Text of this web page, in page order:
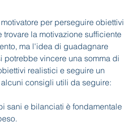
per perseguire obiettivi
la motivazione sufficiente
ma l'idea di guadagnare
potrebbe vincere una somma di
realistici e seguire un
consigli utili da seguire:
sani e bilanciati è fondamentale